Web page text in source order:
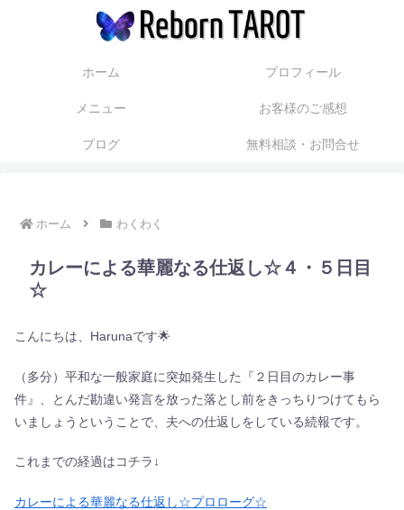
ホーム プロフィール
メニュー お客様のご感想
ブログ 無料相談・お問合せ
ホーム わくわく
カレーによる華麗なる仕返し☆４・５日目
☆
こんにちは、Harunaです🌟
（多分）平和な一般家庭に突如発生した『２日目のカレー事
件』、とんだ勘違い発言を放った落とし前をきっちりつけてもら
いましょうということで、夫への仕返しをしている続報です。
これまでの経過はコチラ↓
カレーによる華麗なる仕返し☆プロローグ☆